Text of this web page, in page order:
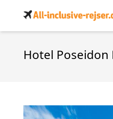
Hotel Poseidon